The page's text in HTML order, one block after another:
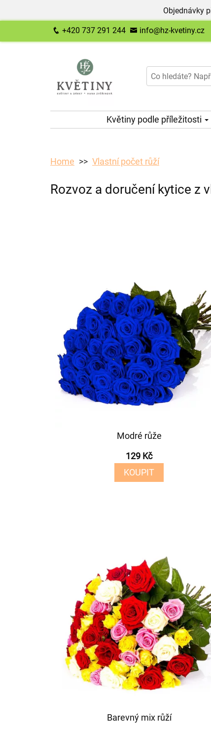
Objednávky
+420 737 291 244 info@hz-kvetiny.cz
Květiny podle příležitosti
Home Vlastní počet růží
Rozvoz a doručení kytice z
Modré růže
129 Kč
KOUPIT
Barevný mix růží